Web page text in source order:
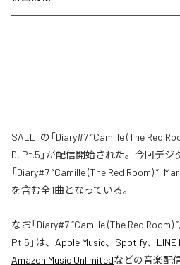
SALLTの「Diary#7 “Camille (The Red
D, Pt.5」が配信開始された。今回デジ
「Diary#7 “Camille (The Red Room) ”,
を含む全1曲となっている。
なお「Diary#7 “Camille (The Red Room)
Pt.5 」は、 Apple Music、 Spotify、 LINE
Amazon Music Unlimitedなどの音楽配